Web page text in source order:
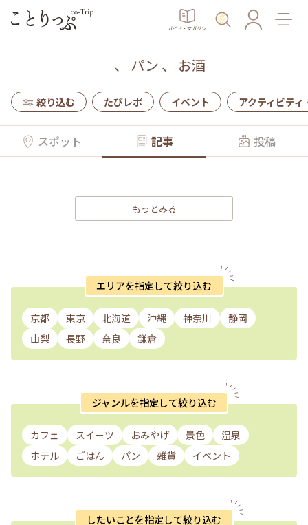
ガイド・マガジン
、 パン 、 お酒
絞り込む たびレポ イベント アクティビティ
スポット 記事 投稿
もっとみる
エリアを指定して絞り込む
京都 東京 北海道 沖縄 神奈川
静岡
山梨
長野 奈良 鎌倉
ジャンルを指定して絞り込む
カフェ スイーツ おみやげ 景色
温泉
ホテル
ごはん パン 雑貨 イベント
したいことを指定して絞り込む